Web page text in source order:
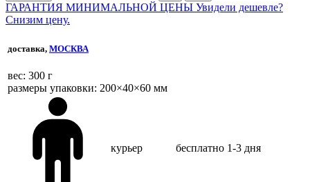
ГАРАНТИЯ МИНИМАЛЬНОЙ ЦЕНЫ Увидели дешевле?
Снизим цену.
доставка, МОСКВА
веc: 300 г
размеры упаковки: 200×40×60 мм
курьер бесплатно 1-3 дня